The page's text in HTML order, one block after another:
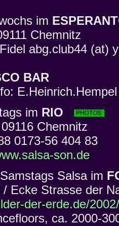
im
Chemnitz
abg.club44 (at)
BAR
im RIO
Chemnitz
0173-56 404 83
son.de
Salsa im
Ecke Strasse der
der-erde.de/
ca. 2000-